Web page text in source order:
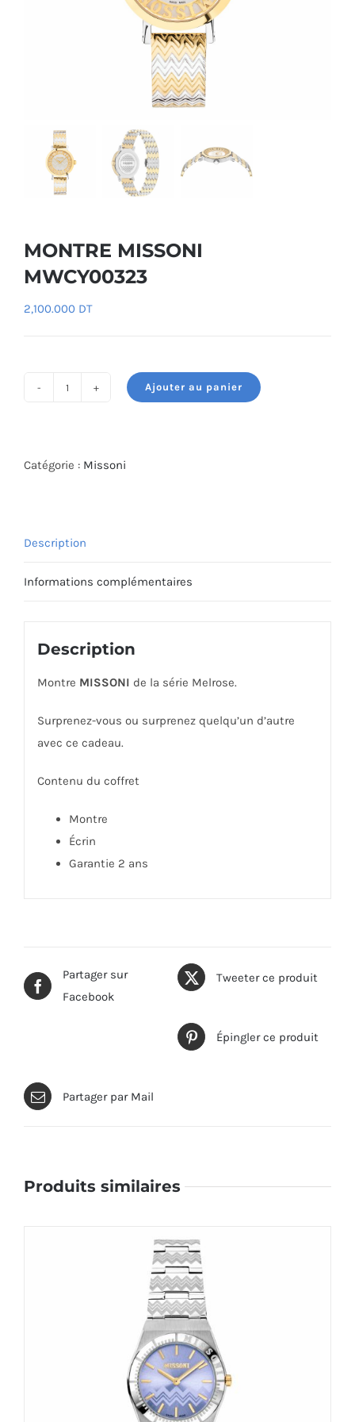
MONTRE MISSONI
MWCY00323
2,100.000 DT
MISSONI
Ajouter au panier
Catégorie : Missoni
Description
Informations complémentaires
Description
Montre MISSONI de la série Melrose.
Surprenez-vous ou surprenez quelqu’un d’autre
avec ce cadeau.
Contenu du coffret
Montre
Écrin
Garantie 2 ans
Partager sur
Facebook
Tweeter ce produit
Épingler ce produit
Partager par Mail
Produits similaires